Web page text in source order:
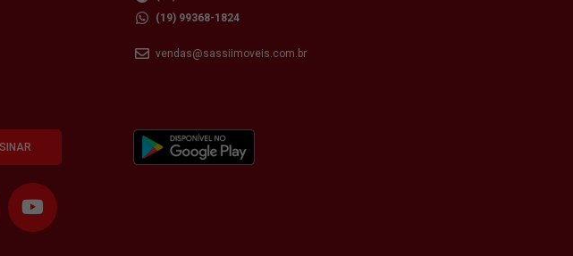
(19) 99368-1824
vendas@sassiimoveis.com.br